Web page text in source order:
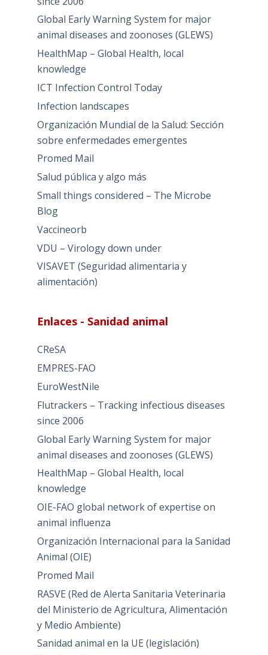
Global Early Warning System for major
animal diseases and zoonoses (GLEWS)
HealthMap – Global Health, local
knowledge
ICT Infection Control Today
Infection landscapes
Organización Mundial de la Salud: Sección
sobre enfermedades emergentes
Promed Mail
Salud pública y algo más
Small things considered – The Microbe
Blog
Vaccineorb
VDU – Virology down under
VISAVET (Seguridad alimentaria y
alimentación)
Enlaces - Sanidad animal
CReSA
EMPRES-FAO
EuroWestNile
Flutrackers – Tracking infectious diseases
since 2006
Global Early Warning System for major
animal diseases and zoonoses (GLEWS)
HealthMap – Global Health, local
knowledge
OIE-FAO global network of expertise on
animal influenza
Organización Internacional para la Sanidad
Animal (OIE)
Promed Mail
RASVE (Red de Alerta Sanitaria Veterinaria
del Ministerio de Agricultura, Alimentación
y Medio Ambiente)
Sanidad animal en la UE (legislación)